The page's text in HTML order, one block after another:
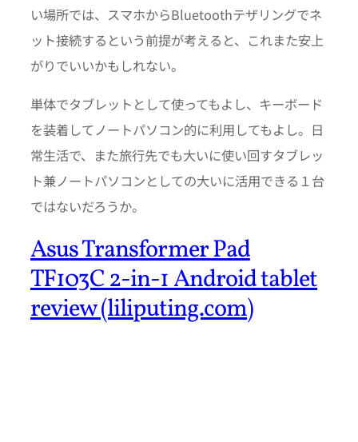
い場所では、スマホからBluetoothテザリングでネ
ット接続するという前提が考えると、これまた安上
がりでいいかもしれない。
単体でタブレットとして使ってもよし、キーボード
を装着してノートパソコン的に利用してもよし。日
常生活で、また旅行先でも大いに使い回すタブレッ
ト兼ノートパソコンとしての大いに活用できる１台
ではないだろうか。
Asus Transformer Pad
TF103C 2-in-1 Android tablet
review (liliputing.com)